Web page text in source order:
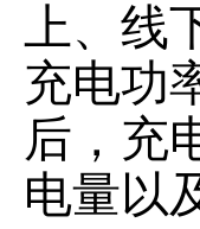
上、线
充电功
后，充
电量以